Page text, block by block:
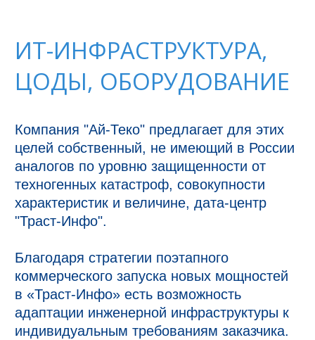
ИТ-ИНФРАСТРУКТУРА,
ЦОДЫ, ОБОРУДОВАНИЕ
Компания "Ай-Теко" предлагает для этих
целей собственный, не имеющий в России
аналогов по уровню защищенности от
техногенных катастроф, совокупности
характеристик и величине, дата-центр
"Траст-Инфо".
Благодаря стратегии поэтапного
коммерческого запуска новых мощностей
в «Траст-Инфо» есть возможность
адаптации инженерной инфраструктуры к
индивидуальным требованиям заказчика.